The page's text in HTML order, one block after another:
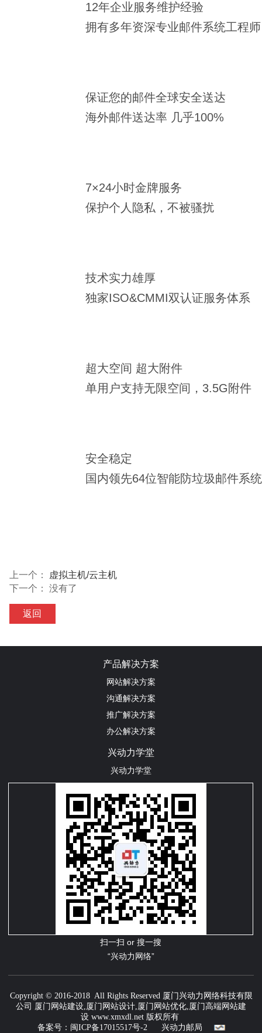
12年企业服务维护经验
拥有多年资深专业邮件系统工程师
保证您的邮件全球安全送达
海外邮件送达率 几乎100%
7×24小时金牌服务
保护个人隐私，不被骚扰
技术实力雄厚
独家ISO&CMMI双认证服务体系
超大空间 超大附件
单用户支持无限空间，3.5G附件
安全稳定
国内领先64位智能防垃圾邮件系统
上一个：
虚拟主机/云主机
下一个： 没有了
返回
产品解决方案
网站解决方案
沟通解决方案
推广解决方案
办公解决方案
兴动力学堂
兴动力学堂
扫一扫 or 搜一搜
“兴动力网络”
Copyright © 2016-2018 All Rights Reserved 厦门兴动力网络科技有限
公司 厦门网站建设 厦门网站设计 厦门网站优化 厦门高端网站建
设 www.xmxdl.net 版权所有
备案号： 闽ICP备17015517号-2 兴动力邮局